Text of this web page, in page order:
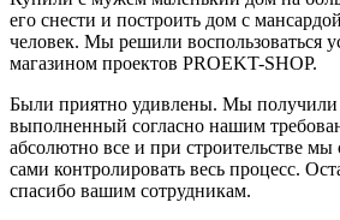
его снести и построить дом с
человек. Мы решили воспользоваться
магазином проектов PROEKT-SHOP.
Были приятно удивлены. Мы получили
выполненный согласно нашим
абсолютно все и при строительстве мы
сами контролировать весь процесс.
спасибо вашим сотрудникам.